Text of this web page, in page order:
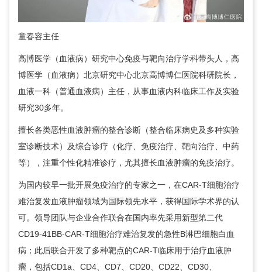
童春容主任
高博医学（血液病）研究中心免疫与靶向治疗学科带头人，高
博医学（血液病）北京研究中心北京高博博仁医院科研院长，
血液一科（普通血液病） 主任，从事血液内科临床工作及实验
研究30多年。
擅长各类恶性血液肿瘤的整合诊断（整合临床病史及多种实验
室诊断技术）及综合诊疗（化疗、免疫治疗、靶向治疗、中药
等），注重个性化精准诊疗，尤其擅长血液肿瘤的免疫治疗。
为国内较早一批开展免疫治疗的专家之一，在CAR-T细胞治疗
难治复发血液肿瘤领域为国际领先水平，获得国际学术界的认
可。领导团队与企业合作联合在国内率先采用新型第二代
CD19-41BB-CAR-T细胞治疗难治复发的急性B淋巴细胞白血
病；此后联合开发了多种靶点的CAR-T临床用于治疗血液肿
瘤，包括CD1a、CD4、CD7、CD20、CD22、CD30、